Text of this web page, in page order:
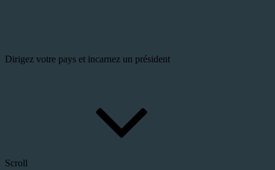
Dirigez votre pays et incarnez un président
Scroll